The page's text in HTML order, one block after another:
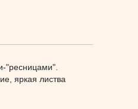
"ресницами".
яркая листва